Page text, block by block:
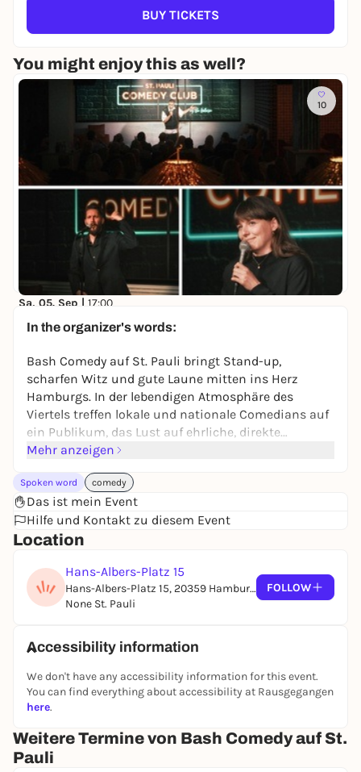
BUY TICKETS
You might enjoy this as well?
10
Sa, 05. Sep | 17:00
Reeperbahn 25
In the organizer's words:
Bash Comedy auf St. Pauli bringt Stand-up,
scharfen Witz und gute Laune mitten ins Herz
Hamburgs. In der lebendigen Atmosphäre des
Viertels treffen lokale und nationale Comedians auf
ein Publikum, das Lust auf ehrliche, direkte
Unterhaltung hat.
Interaktion und eine energiegeladene Bühne,
perfekt für alle, die Comedy live erleben wollen. Ob
Feierabend-Spaß oder Nachtprogramm, dieser
Abend verspricht Lacher und entspannte Vibes.
sichere dir ein Ticket für einen unvergesslichen
Abend, um hautnah dabei zu sein. Die
Veranstaltung richtet sich an ein erwachsenes
Mehr anzeigen
Spoken word comedy
Das ist mein Event
Hilfe und Kontakt zu diesem Event
Location
Hans-Albers-Platz 15
Hans-Albers-Platz 15, 20359 Hamburg, Deutschland
None St. Pauli
FOLLOW
Accessibility information
We don't have any accessibility information for this event.
You can find everything about accessibility at Rausgegangen
here.
Weitere Termine von Bash Comedy auf St.
Pauli